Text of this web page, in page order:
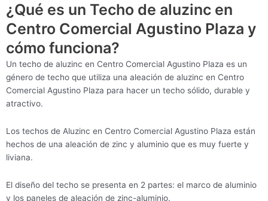
¿Qué es un Techo de aluzinc en
Centro Comercial Agustino Plaza y
cómo funciona?
Un techo de aluzinc en Centro Comercial Agustino Plaza es un
género de techo que utiliza una aleación de aluzinc en Centro
Comercial Agustino Plaza para hacer un techo sólido, durable y
atractivo.
Los techos de Aluzinc en Centro Comercial Agustino Plaza están
hechos de una aleación de zinc y aluminio que es muy fuerte y
liviana.
El diseño del techo se presenta en 2 partes: el marco de aluminio
y los paneles de aleación de zinc-aluminio.